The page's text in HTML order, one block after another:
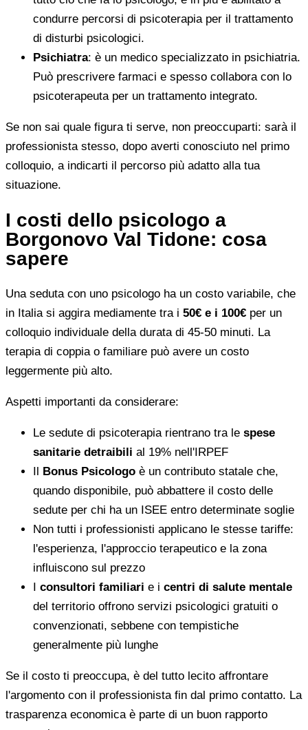
condurre percorsi di psicoterapia per il trattamento
di disturbi psicologici.
Psichiatra: è un medico specializzato in psichiatria.
Può prescrivere farmaci e spesso collabora con lo
psicoterapeuta per un trattamento integrato.
Se non sai quale figura ti serve, non preoccuparti: sarà il
professionista stesso, dopo averti conosciuto nel primo
colloquio, a indicarti il percorso più adatto alla tua
situazione.
I costi dello psicologo a
Borgonovo Val Tidone: cosa
sapere
Una seduta con uno psicologo ha un costo variabile, che
in Italia si aggira mediamente tra i 50€ e i 100€ per un
colloquio individuale della durata di 45-50 minuti. La
terapia di coppia o familiare può avere un costo
leggermente più alto.
Aspetti importanti da considerare:
Le sedute di psicoterapia rientrano tra le spese
sanitarie detraibili al 19% nell'IRPEF
Il Bonus Psicologo è un contributo statale che,
quando disponibile, può abbattere il costo delle
sedute per chi ha un ISEE entro determinate soglie
Non tutti i professionisti applicano le stesse tariffe:
l'esperienza, l'approccio terapeutico e la zona
influiscono sul prezzo
I consultori familiari e i centri di salute mentale
del territorio offrono servizi psicologici gratuiti o
convenzionati, sebbene con tempistiche
generalmente più lunghe
Se il costo ti preoccupa, è del tutto lecito affrontare
l'argomento con il professionista fin dal primo contatto. La
trasparenza economica è parte di un buon rapporto